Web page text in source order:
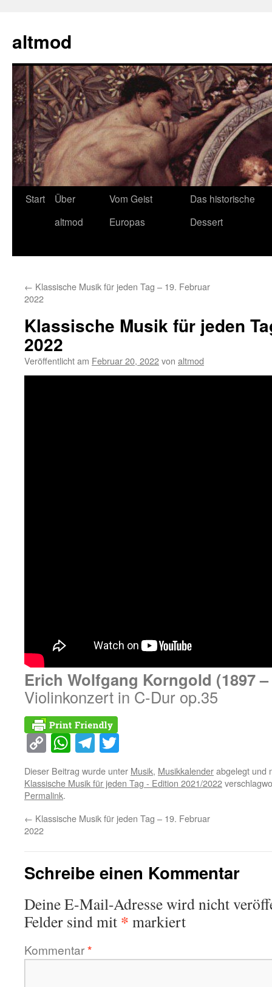
springen
altmod
Start
Über
altmod
Vom Geist
Europas
Das historische
Dessert
← Klassische Musik für jeden Tag – 19. Februar
2022
Klassische Musik für jeden
2022
Veröffentlicht am Februar 20, 2022von altmod
Erich Wolfgang Korngold (1897 –
Violinkonzert in C-Dur op.35
Copy
Link
WhatsApp
Telegram
Dieser Beitrag wurde unter Musik, Musikkalenderabgelegt und
Klassische Musik für jeden Tag - Edition 2021/2022
Permalink.
← Klassische Musik für jeden Tag – 19. Februar
2022
Schreibe einen Kommentar
Deine E-Mail-Adresse wird nicht
Felder sind mit * markiert
Kommentar*